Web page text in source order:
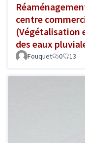
centre
(Végétalisation
des eaux
Fouquet 0 13